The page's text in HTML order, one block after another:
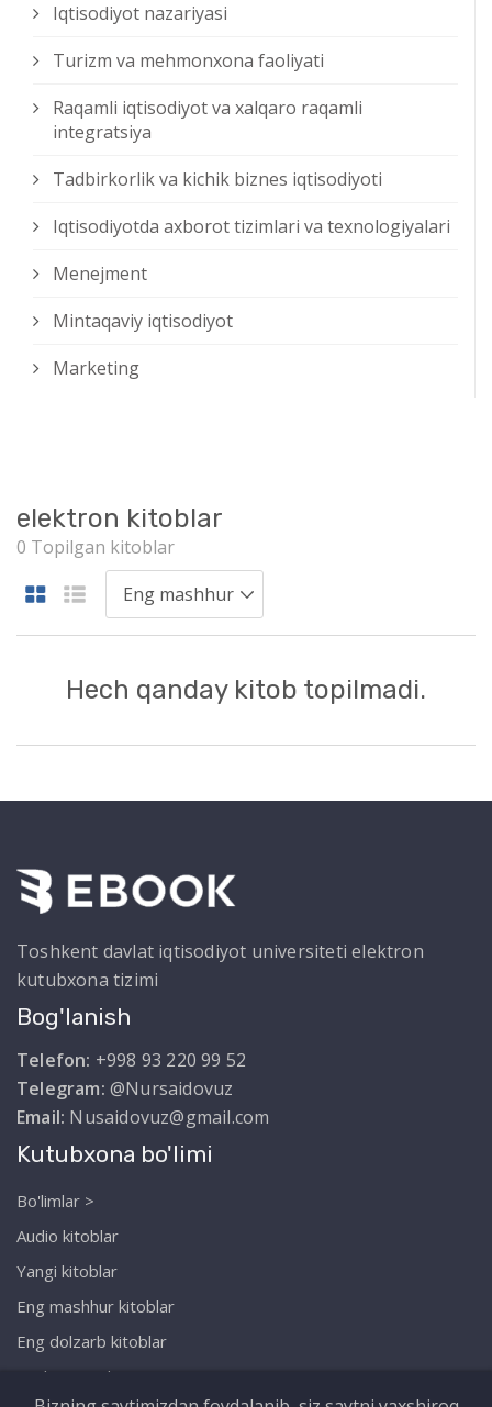
Iqtisodiyot nazariyasi
Turizm va mehmonxona faoliyati
Raqamli iqtisodiyot va xalqaro raqamli
integratsiya
Tadbirkorlik va kichik biznes iqtisodiyoti
Iqtisodiyotda axborot tizimlari va texnologiyalari
Menejment
Mintaqaviy iqtisodiyot
Marketing
elektron kitoblar
0 Topilgan kitoblar
Hech qanday kitob topilmadi.
Toshkent davlat iqtisodiyot universiteti elektron
kutubxona tizimi
Bog'lanish
Telefon: +998 93 220 99 52
Telegram: @Nursaidovuz
Email: Nusaidovuz@gmail.com
Kutubxona bo'limi
Bo'limlar >
Audio kitoblar
Yangi kitoblar
Eng mashhur kitoblar
Eng dolzarb kitoblar
Biz haqimizda